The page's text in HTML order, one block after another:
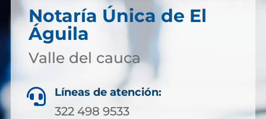
Notaría Única de El
Águila
Valle del cauca
 Líneas de atención:
322 498 9533